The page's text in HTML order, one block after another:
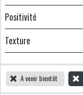
Positivité
Texture
A venir bientôt